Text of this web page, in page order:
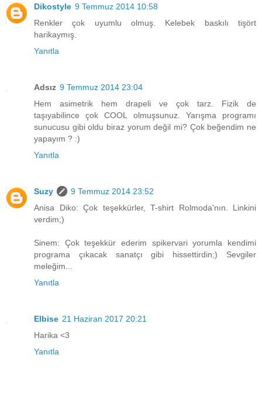
Dikostyle 9 Temmuz 2014 10:58
Renkler çok uyumlu olmuş. Kelebek baskılı tişört
harikaymış.
Yanıtla
Adsız 9 Temmuz 2014 23:04
Hem asimetrik hem drapeli ve çok tarz. Fizik de
taşıyabilince çok COOL olmuşsunuz. Yarışma programı
sunucusu gibi oldu biraz yorum değil mi? Çok beğendim ne
yapayım ? :)
Yanıtla
Suzy
9 Temmuz 2014 23:52
Anisa Diko: Çok teşekkürler, T-shirt Rolmoda'nın. Linkini
verdim;)
Sinem: Çok teşekkür ederim spikervari yorumla kendimi
programa çıkacak sanatçı gibi hissettirdin;) Sevgiler
meleğim...
Yanıtla
Elbise 21 Haziran 2017 20:21
Harika <3
Yanıtla